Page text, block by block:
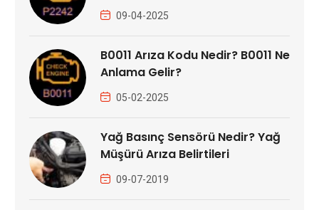
09-04-2025
B0011 Arıza Kodu Nedir? B0011 Ne
Anlama Gelir?
05-02-2025
Yağ Basınç Sensörü Nedir? Yağ
Müşürü Arıza Belirtileri
09-07-2019